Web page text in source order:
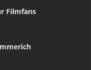
Filmfans